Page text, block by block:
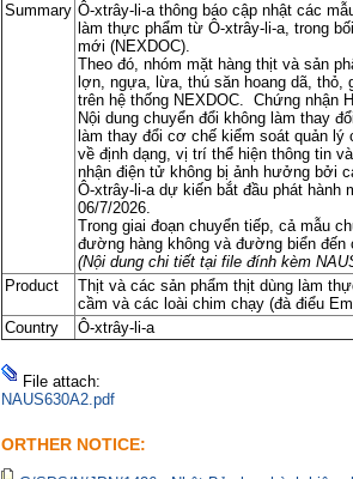
Summary Ô-xtrây-li-a thông báo cập nhật các
làm thực phẩm từ Ô-xtrây-li-a, trong
mới (NEXDOC).
Theo đó, nhóm mặt hàng thịt và sản
lợn, ngựa, lừa, thú săn hoang dã,
trên hệ thống NEXDOC. Chứng nhận
Nội dung chuyển đổi không làm thay
làm thay đổi cơ chế kiểm soát quản
về định dạng, vị trí thể hiện thông tin
nhận điện tử không bị ảnh hưởng bởi
Ô-xtrây-li-a dự kiến bắt đầu phát hành
06/7/2026.
Trong giai đoạn chuyển tiếp, cả mẫu
đường hàng không và đường biển đến
(Nội dung chi tiết tại file đính kèm
Product
Thịt và các sản phẩm thịt dùng làm
cầm và các loài chim chạy (đà điểu
Country
Ô-xtrây-li-a
File attach:
NAUS630A2.pdf
ORTHER NOTICE: